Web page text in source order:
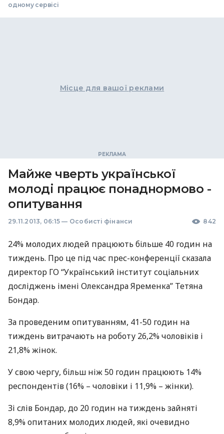
одному сервісі
Місце для вашої реклами
Майже чверть української
молоді працює понаднормово -
опитування
29.11.2013, 06:15 — Особисті фінанси 842
24% молодих людей працюють більше 40 годин на
тиждень. Про це під час прес-конференції сказала
директор ГО “Український інститут соціальних
досліджень імені Олександра Яременка” Тетяна
Бондар.
За проведеним опитуванням, 41-50 годин на
тиждень витрачають на роботу 26,2% чоловіків і
21,8% жінок.
У свою чергу, більш ніж 50 годин працюють 14%
респондентів (16% – чоловіки і 11,9% – жінки).
Зі слів Бондар, до 20 годин на тиждень зайняті
8,9% опитаних молодих людей, які очевидно